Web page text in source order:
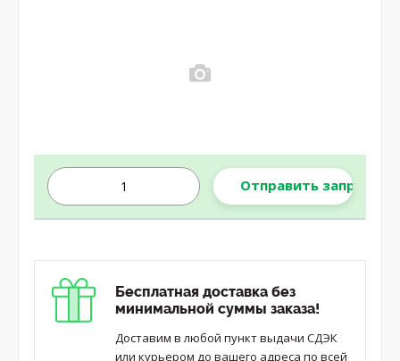
Отправить запрос
Бесплатная доставка без
минимальной суммы заказа!
Доставим в любой пункт выдачи СДЭК
или курьером до вашего адреса по всей